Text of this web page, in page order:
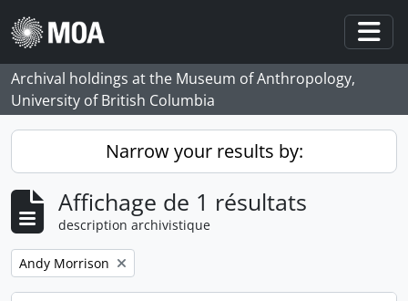
Skip to main content
Archival holdings at the Museum of Anthropology,
University of British Columbia
Narrow your results by:
Affichage de 1 résultats
description archivistique
Remove filter:
Andy Morrison